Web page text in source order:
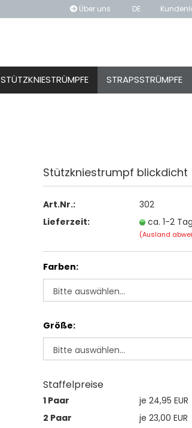
Über uns DE
Konto erstellen
STÜTZKNIESTRÜMPFE STRAPSSTRÜMPFE
Stütz­knie­strumpf blick­dicht
Art.Nr.:
302
Lieferzeit:
ca. 1-2
(Ausland
Farben:
Größe:
Staffelpreise
1 Paar
je 24,95 EUR
2 Paar
je 23,00 EUR